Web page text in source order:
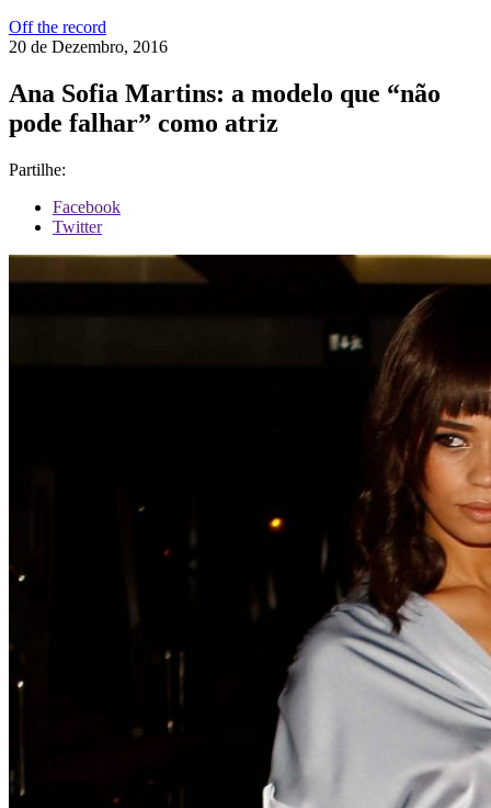
Off the record
20 de Dezembro, 2016
Ana Sofia Martins: a modelo que “não
pode falhar” como atriz
Partilhe:
Facebook
Twitter